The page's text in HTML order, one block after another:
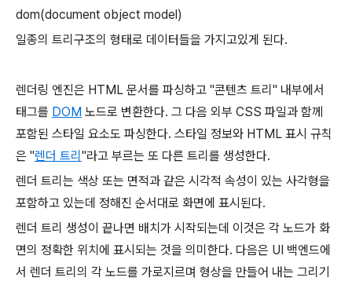
dom(document object model)
일종의 트리구조의 형태로 데이터들을 가지고있게 된다.
렌더링 엔진은 HTML 문서를 파싱하고 "콘텐츠 트리" 내부에서
태그를 DOM 노드로 변환한다. 그 다음 외부 CSS 파일과 함께
포함된 스타일 요소도 파싱한다. 스타일 정보와 HTML 표시 규칙
은 "렌더 트리 "라고 부르는 또 다른 트리를 생성한다.
렌더 트리는 색상 또는 면적과 같은 시각적 속성이 있는 사각형을
포함하고 있는데 정해진 순서대로 화면에 표시된다.
렌더 트리 생성이 끝나면 배치가 시작되는데 이것은 각 노드가 화
면의 정확한 위치에 표시되는 것을 의미한다. 다음은 UI 백엔드에
서 렌더 트리의 각 노드를 가로지르며 형상을 만들어 내는 그리기